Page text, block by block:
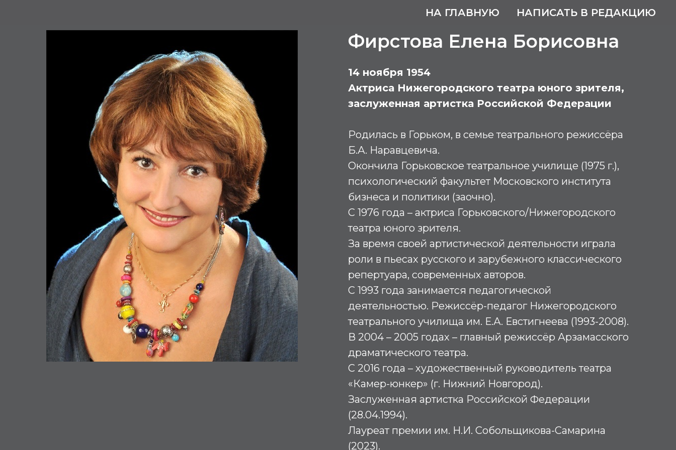
НА ГЛАВНУЮ НАПИСАТЬ В РЕДАКЦИЮ
Фирстова Елена Борисовна
14 ноября 1954
Актриса Нижегородского театра юного зрителя,
заслуженная артистка Российской Федерации
Родилась в Горьком, в семье театрального режиссёра
Б.А. Наравцевича.
Окончила Горьковское театральное училище (1975 г.),
психологический факультет Московского института
бизнеса и политики (заочно).
С 1976 года – актриса Горьковского/Нижегородского
театра юного зрителя.
За время своей артистической деятельности играла
роли в пьесах русского и зарубежного классического
репертуара, современных авторов.
С 1993 года занимается педагогической
деятельностью. Режиссёр-педагог Нижегородского
театрального училища им. Е.А. Евстигнеева (1993-2008).
В 2004 – 2005 годах – главный режиссёр Арзамасского
драматического театра.
С 2016 года – художественный руководитель театра
«Камер-юнкер» (г. Нижний Новгород).
Заслуженная артистка Российской Федерации
(28.04.1994).
Лауреат премии им. Н.И. Собольщикова-Самарина
(2023).